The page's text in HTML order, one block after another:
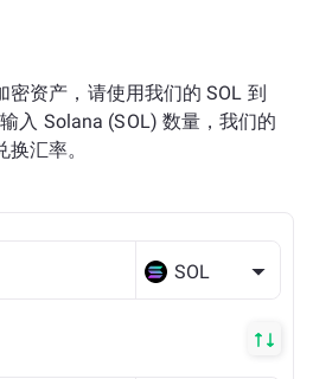
密资产，请使用我们的 SOL 到
入 Solana (SOL) 数量，我们的
汇率。
SOL